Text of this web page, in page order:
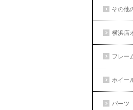
その他
横浜店
フレー
ホイー
パーツ